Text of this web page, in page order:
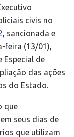
civis no
, sancionada e
feira (13/01),
Especial de
das ações
do Estado.
que
seus dias de
que utilizam